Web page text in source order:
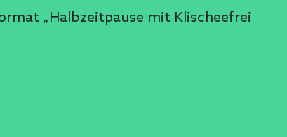
„Halbzeitpause mit Klischeefrei